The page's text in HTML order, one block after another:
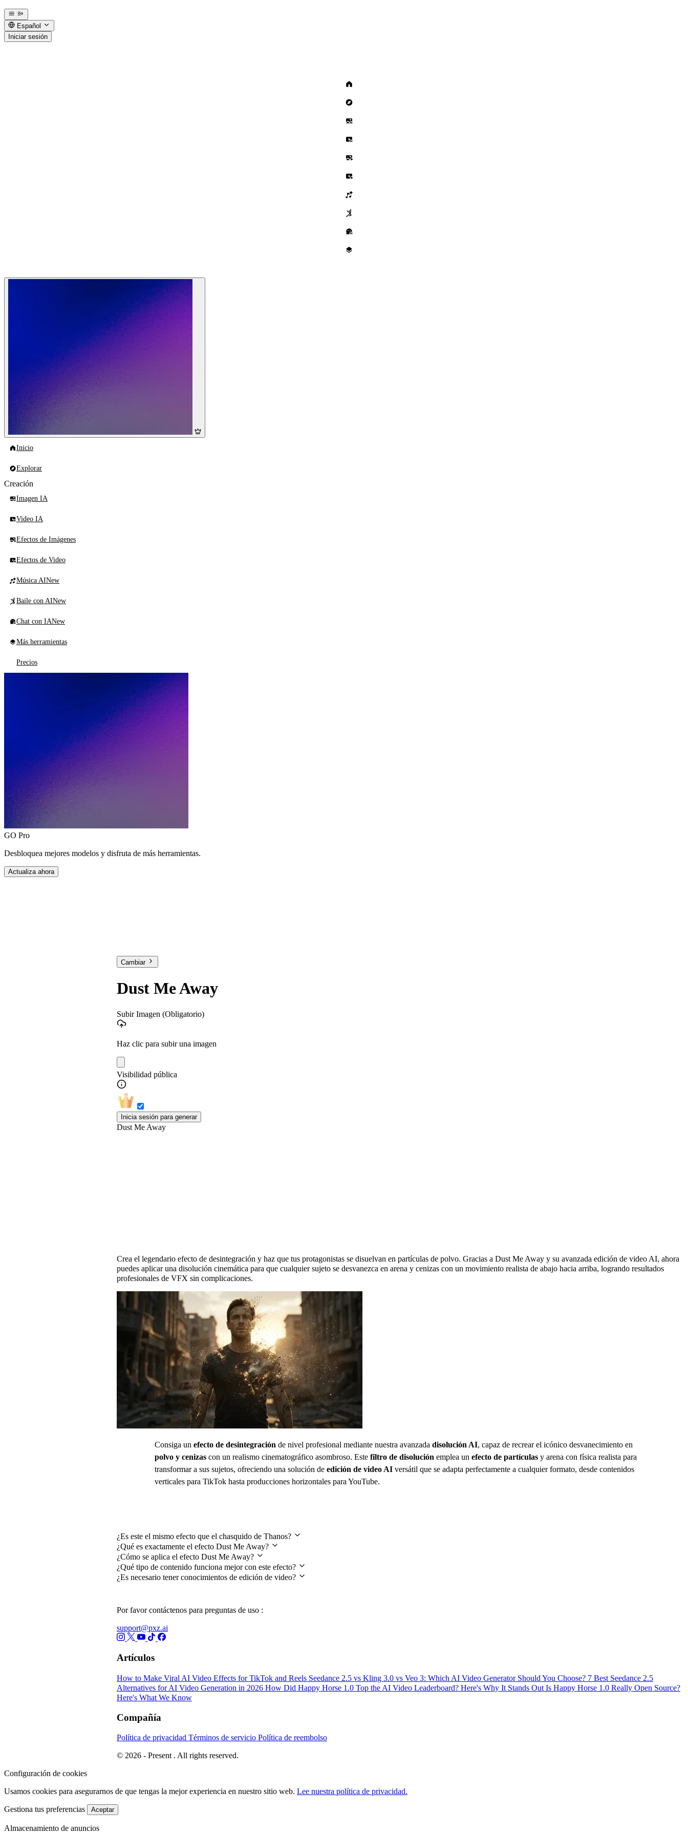
Español
Iniciar sesión
Inicio
Explorar
Creación
Imagen IA
Video IA
Efectos de Imágenes
Efectos de Video
Música AINew
Baile con AINew
Chat con IANew
Más herramientas
Precios
GO Pro
Desbloquea mejores modelos y disfruta de más herramientas.
Actualiza ahora
Cambiar
Dust Me Away
Subir Imagen (Obligatorio)
Haz clic para subir una imagen
Visibilidad pública
Inicia sesión para generar
Dust Me Away
Crea el legendario efecto de desintegración y haz que tus protagonistas se disuelvan en partículas de polvo. Gracias a Dust Me Away y su avanzada edición de video AI, ahora
puedes aplicar una disolución cinemática para que cualquier sujeto se desvanezca en arena y cenizas con un movimiento realista de abajo hacia arriba, logrando resultados
profesionales de VFX sin complicaciones.
Consiga un efecto de desintegración de nivel profesional mediante nuestra avanzada disolución AI, capaz de recrear el icónico desvanecimiento en
polvo y cenizas con un realismo cinematográfico asombroso. Este filtro de disolución emplea un efecto de partículas y arena con física realista para
transformar a sus sujetos, ofreciendo una solución de edición de video AI versátil que se adapta perfectamente a cualquier formato, desde contenidos
verticales para TikTok hasta producciones horizontales para YouTube.
¿Es este el mismo efecto que el chasquido de Thanos?
¿Qué es exactamente el efecto Dust Me Away?
¿Cómo se aplica el efecto Dust Me Away?
¿Qué tipo de contenido funciona mejor con este efecto?
¿Es necesario tener conocimientos de edición de video?
Por favor contáctenos para preguntas de uso :
support@pxz.ai
Artículos
How to Make Viral AI Video Effects for TikTok and Reels Seedance 2.5 vs Kling 3.0 vs Veo 3: Which AI Video Generator Should You Choose? 7 Best Seedance 2.5
Alternatives for AI Video Generation in 2026 How Did Happy Horse 1.0 Top the AI Video Leaderboard? Here's Why It Stands Out Is Happy Horse 1.0 Really Open Source?
Here's What We Know
Compañía
Política de privacidad Términos de servicio Política de reembolso
© 2026 - Present . All rights reserved.
Configuración de cookies
Usamos cookies para asegurarnos de que tengas la mejor experiencia en nuestro sitio web. Lee nuestra política de privacidad.
Gestiona tus preferencias Aceptar
Almacenamiento de anuncios